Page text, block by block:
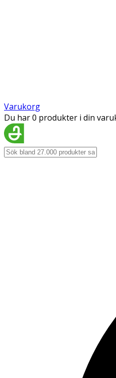
Varukorg
Du har 0 produkter i din